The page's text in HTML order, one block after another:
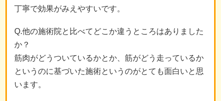
丁寧で効果がみえやすいです。
Q.他の施術院と比べてどこか違うところはありました
か？
筋肉がどうついているかとか、筋がどう走っているか
というのに基づいた施術というのがとても面白いと思
います。